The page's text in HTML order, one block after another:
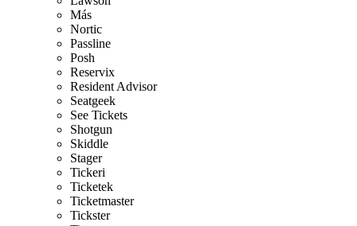
Más
Nortic
Passline
Posh
Reservix
Resident Advisor
Seatgeek
See Tickets
Shotgun
Skiddle
Stager
Tickeri
Ticketek
Ticketmaster
Tickster